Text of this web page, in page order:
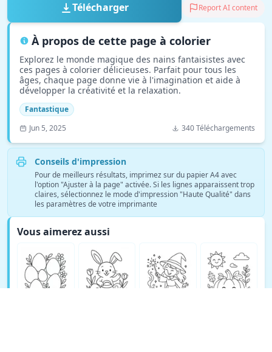
Télécharger Report AI content
À propos de cette page à colorier
Explorez le monde magique des nains fantaisistes avec
ces pages à colorier délicieuses. Parfait pour tous les
âges, chaque page donne vie à l'imagination et aide à
développer la créativité et la relaxation.
Fantastique
Jun 5, 2025
340 Téléchargements
Conseils d'impression
Pour de meilleurs résultats, imprimez sur du papier A4 avec
l'option "Ajuster à la page" activée. Si les lignes apparaissent trop
claires, sélectionnez le mode d'impression "Haute Qualité" dans
les paramètres de votre imprimante
Vous aimerez aussi